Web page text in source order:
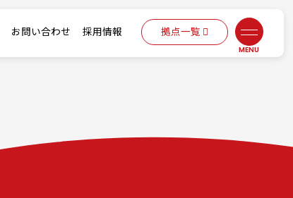
お問い合わせ 採用情報 拠点一覧